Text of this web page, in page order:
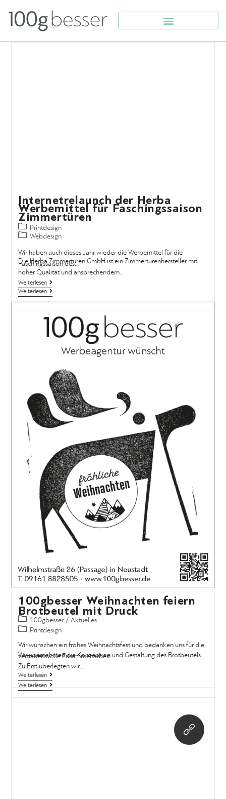
Werbemittel für Faschingssaison
Printdesign
Wir haben auch dieses Jahr wieder die Werbemittel für die
Faschingssaison des…
Weiterlesen
100gbesser Weihnachten feiern
100gbesser / Aktuelles
Wir wünschen ein frohes Weihnachtsfest und bedanken uns für die
vertrauensvolle Zusammenarbeit…
Weiterlesen